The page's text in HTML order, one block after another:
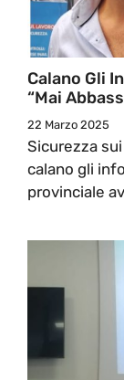
Calano Gli
“Mai
22 Marzo 2025
Sicurezza
calano gli
provinciale